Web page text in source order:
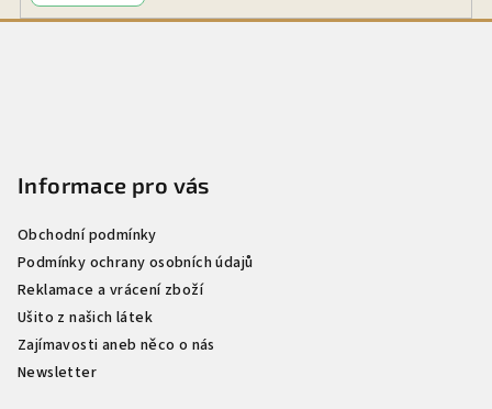
Informace pro vás
Obchodní podmínky
Podmínky ochrany osobních údajů
Reklamace a vrácení zboží
Ušito z našich látek
Zajímavosti aneb něco o nás
Newsletter